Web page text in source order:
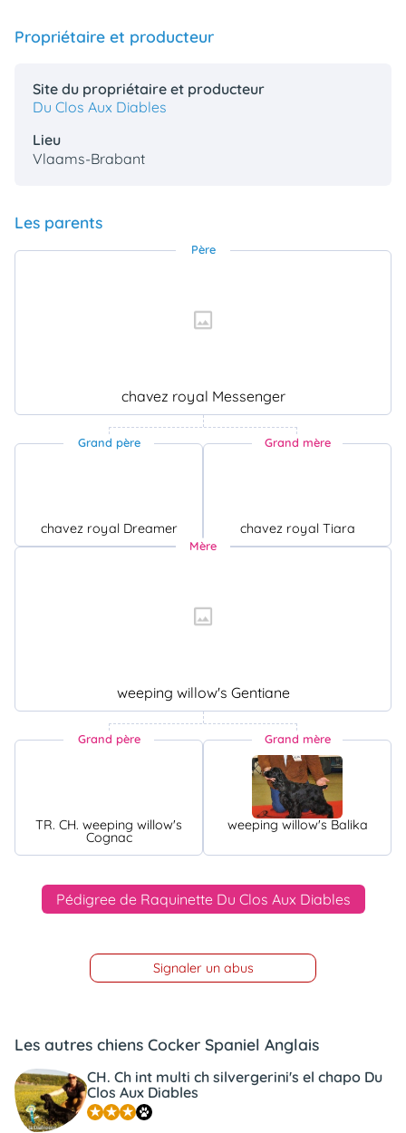
Propriétaire et producteur
Site du propriétaire et producteur
Du Clos Aux Diables
Lieu
Vlaams-Brabant
Les parents
Père
chavez royal Messenger
Grand père
chavez royal Dreamer
Grand mère
chavez royal Tiara
Mère
weeping willow's Gentiane
Grand père
TR. CH. weeping willow's
Cognac
Grand mère
weeping willow's Balika
Pédigree de Raquinette Du Clos Aux Diables
Signaler un abus
Les autres chiens Cocker Spaniel Anglais
CH. Ch int multi ch silvergerini's el chapo Du
Clos Aux Diables